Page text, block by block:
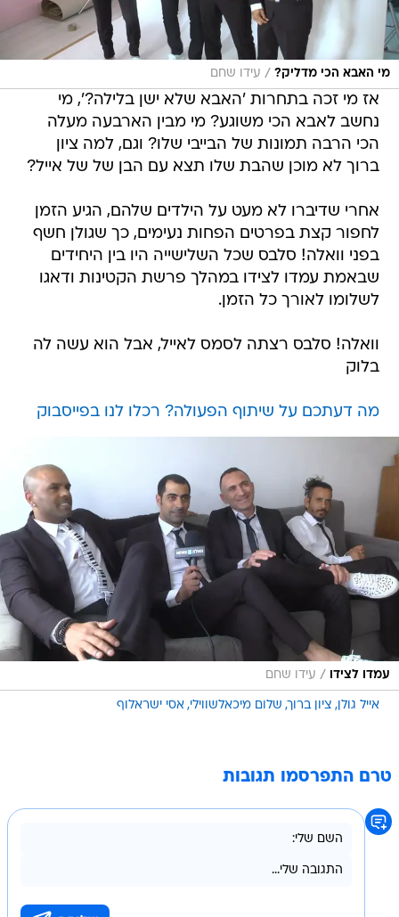
מי האבא הכי מדליק? / עידו שחם
אז מי זכה בתחרות 'האבא שלא ישן בלילה?', מי
נחשב לאבא הכי משוגע? מי מבין הארבעה מעלה
הכי הרבה תמונות של הבייבי שלו? וגם, למה ציון
ברוך לא מוכן שהבת שלו תצא עם הבן של של אייל?
אחרי שדיברו לא מעט על הילדים שלהם, הגיע הזמן
לחפור קצת בפרטים הפחות נעימים, כך שגולן חשף
בפני וואלה! סלבס שכל השלישייה היו בין היחידים
שבאמת עמדו לצידו במהלך פרשת הקטינות ודאגו
לשלומו לאורך כל הזמן.
וואלה! סלבס רצתה לסמס לאייל, אבל הוא עשה לה
בלוק
מה דעתכם על שיתוף הפעולה? רכלו לנו בפייסבוק
עמדו לצידו / עידו שחם
אייל גולן ציון ברוך שלום מיכאלשווילי אסי ישראלוף
טרם התפרסמו תגובות